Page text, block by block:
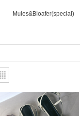
Mules&Bloafer(special)